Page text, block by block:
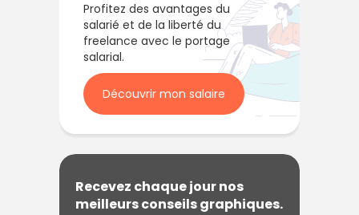
Profitez des avantages du
salarié et de la liberté du
freelance avec le portage
salarial.
Découvrir mon salaire
Recevez chaque jour nos
meilleurs conseils graphiques.